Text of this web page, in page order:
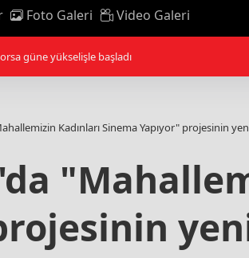
Foto Galeri Video Galeri
Bankası, yılın 3'üncü Enflasyon Raporunu 13
Kadınları Sinema Yapıyor" projesinin